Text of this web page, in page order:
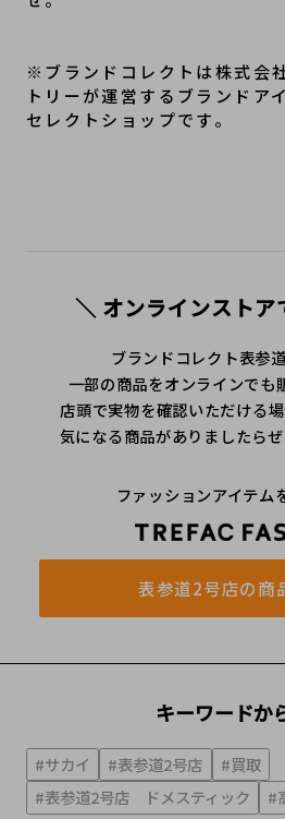
※ブランドコレクトは株式会
トリーが運営するブランドア
セレクトショップです。
＼ オンラインストア
ブランドコレクト表参
一部の商品をオンラインでも
店頭で実物を確認いただける場
気になる商品がありましたら
ファッションアイテム
表参道2号店の商
キーワードか
#サカイ #表参道2号店
#買取
#表参道2号店 ドメスティック
#